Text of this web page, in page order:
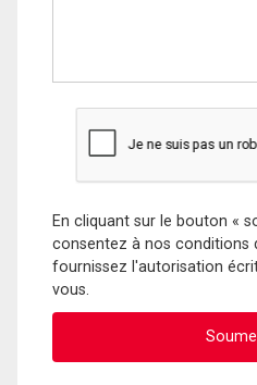
En cliquant sur le bouton «
consentez à nos conditions
fournissez l'autorisation
vous.